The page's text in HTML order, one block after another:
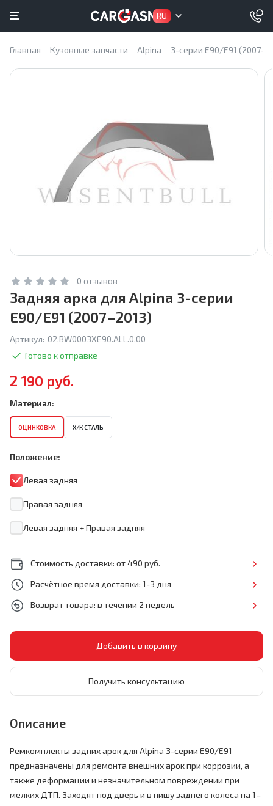
RU
Главная Кузовные запчасти Alpina 3-серии E90/E91
0 отзывов
Задняя арка для Alpina 3-серии
E90/E91 (2007–2013)
Артикул: 02.BW0003XE90.ALL.0.00
Готово к отправке
2 190 руб.
Материал:
ОЦИНКОВКА Х/К СТАЛЬ
Положение:
Левая задняя
Правая задняя
Левая задняя + Правая задняя
Стоимость доставки: от 490 руб.
Расчётное время доставки: 1-3 дня
Возврат товара: в течении 2 недель
Получить консультацию
Описание
Ремкомплекты задних арок для Alpina 3-серии E90/E91
предназначены для ремонта внешних арок при коррозии, а
также деформации и незначительном повреждении при
мелких ДТП. Заходят под дверь и в нишу заднего колеса на 1–